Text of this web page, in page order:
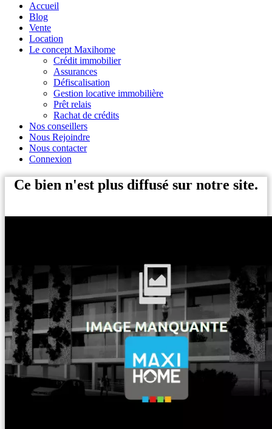
Accueil
Blog
Vente
Location
Le concept Maxihome
Crédit immobilier
Assurances
Défiscalisation
Gestion locative immobilière
Prêt relais
Rachat de crédits
Nos conseillers
Nous Rejoindre
Nous contacter
Connexion
Ce bien n'est plus diffusé sur notre site.